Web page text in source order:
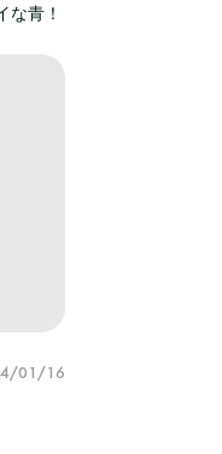
な青！
01/16